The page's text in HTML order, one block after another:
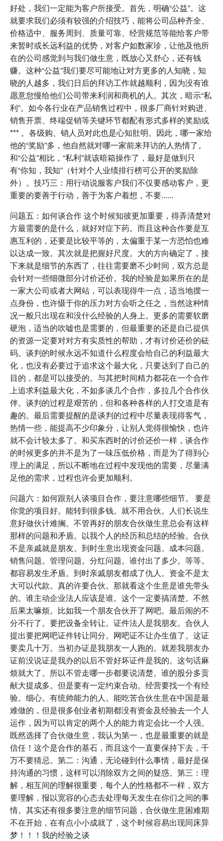
好处，我们一定能为客户所接受。首先，明确“公益”。这
就要求我们必须有较强的介绍技巧，能将公司品种齐全、
价格适中、服务周到、质量可靠、经营规范等能给客户带
来暂时或长远利益的优势，对客户如数家珍，让他及他所
在的公司感觉到与我们做生意，既放心又舒心，还有钱
赚。这种“公益”我们要尽可能地让对方更多的人知晓，知
晓的人越多，我们日后的拜访工作就越顺利，因为没有谁
愿意怠慢给他们公司带来利润和商机的人。其次，暗示“私
利”。如今各行业在产品销售过程中，很多厂商针对购进、
销售开票、终端促销等关键环节都配有形式多样的奖励或
*** 。各级购、销人员对此也是心知肚明。因此，哪一家给
他的“奖励”多，他自然就对哪一家前来拜访的人热情了。
和“公益”相比，“私利”就该暗箱操作了，最好是做到只
有“你知，我知”（针对个人业绩排行榜可公开的奖励除
外）。技巧三：用行动说服客户我们不仅要感动客户，更
重要的要善于行动，善于为客户着想，不要......
问题五：如何谈合作 这个时候知彼更加重要，得弄清楚对
方最需要的是什么，就好对症下药。而且这种合作要是互
惠互利的，还要是比较平等的，太偏重于某一方恐怕也难
以达成一致。其次就是把握好尺度。大的方向确定了，接
下来就是细节的东西了，往往需要磨不少时间，双方总是
会针对一些细微部分讨价还价。我的经验是如果所在的是
一家大公司或者大网站，可以表现得牛一点，适当地摆一
点身份，也许慑于你的压力对方会听之任之，当然这种情
况一般只出现在和没什么经验的人身上。更多的需要软磨
硬泡，适当的吹嘘也是需要的，但最重要的还是自己提供
的资源一定要对对方有实质性的帮助，才有讨价还价的砝
码。谈判的时候永远不知道什么程度会给自己的利益最大
化，也没有必要过于追求这个最大化，只要达到了自己的
目的，都是可以接受的。与其把时间精力都花在一个合作
上追求利益最大化，不如多谈几个合作，多拉几个合作伙
伴。谈判的过程是艰苦的，但和各种各样的人打交道是有
趣的。最后需要提醒的是谈判的过程中尽量表现得客气，
热情一些，能提高不少印象分，让别人觉得很愉快，也许
就不会计较太多了。和买东西时的讨价还价一样，谈合作
的时候更多的并不是为了一味压低价格，而是为了得到心
理上的满足，所以不断地在过程中发现他的需要，尽量满
足他的需求，过程也许会更加顺利。
问题六：如何跟别人谈项目合作，要注意哪些细节。 要是
你觉的项目好。能转到很多钱。就不用合伙。人们长说生
意好做伙计难搁。不管再好的朋友合伙做生意总会有这样
那样的问题和矛盾。以我个人的经历和总结的经验。合伙
不是亲戚就是朋友。到时生意出现资金问题。成本问题。
销售问题。管理问题。分红问题。谁付出了多少。等等。
都容易发生矛盾。到时亲戚朋友都成了仇人。资金不是太
大可以代款。真的许要合伙。那就看这个生意是谁先带头
的。谁主动企业法人应该是谁。这个一定要搞清楚。不然
后果太嘛烦。比如我一个朋友合伙开了网吧。最后闹的不
分不行了。要把设备全转让。证件法人是我朋友。合伙人
提出要把网吧证件转让同分。网吧证不让办生值了。这证
要卖几十万。当初办证是我朋友一人跑的。就差我朋友办
证前没说证是我办的以后不管好坏证件是我的。这句话麻
烦就大了。所以不管走哪一步都要说清楚。谁的股分多贡
献大提成多。但是要有一定约束合动。经营要找一个有经
验。细心。有统帅能力的人。能吃苦合伙生意在中国是最
难做的，但是很多创业者初期都没有资金及经验去一个人
运作，因为可以肯定的两个人的能力肯定会比一个人强。
既然选择了合伙做生意，我认为第一，也是最重要的就是
信任！这个是合作的基石，而且这个一直要保持下去，千
万不要猜忌。第二：沟通，无论碰到什么事情，最好是保
持沟通的习惯，这样可以消除双方之间的疑惑。第三：理
解，相互间的理解很重要，每个人的性格都不一样，双方
要理解，报以宽容的心态去处理每天发生在你们之间的事
情。其实还有很多要注意的细节问题，合伙做生意困难期
不在开始，在有点小小成就了，这个时候容易出现同床异
梦！！！我的经验之谈